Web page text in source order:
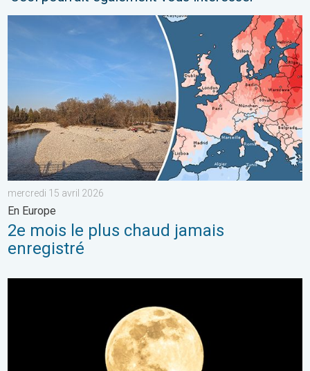
2e mois le plus chaud jamais enregistré. En Europe. . .
mercredi 15 avril 2026
En Europe
2e mois le plus chaud jamais
enregistré